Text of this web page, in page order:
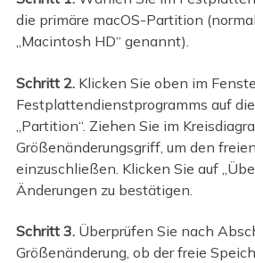
die primäre macOS-Partition
„Macintosh HD“ genannt).
Schritt 2.Klicken Sie oben im
Festplattendienstprogramms auf
„Partition“. Ziehen Sie im
Größenänderungsgriff, um den
einzuschließen. Klicken Sie auf
Änderungen zu bestätigen.
Schritt 3.Überprüfen Sie nach
Größenänderung, ob der freie